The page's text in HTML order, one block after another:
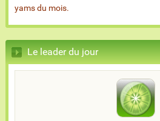
yams du mois.
Le leader du jour